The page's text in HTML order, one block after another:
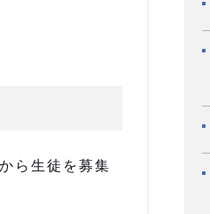
ら生徒を募集